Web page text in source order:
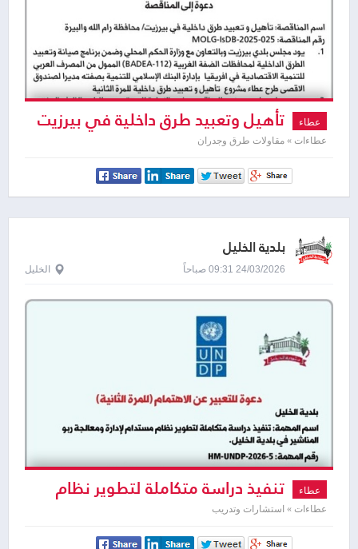
عطاء تأهيل وتعبيد طرق داخلية في بيرزيت
عطاءات » مقاولات طرق وجدران
بلدية الخليل
24/03/2026 09:31 صباحاً الخليل
عطاء تنفيذ دراسة متكاملة لتطوير نظام
مستدام لإدارة ومعالجة ربو المناشير في
بلدية الخليل
عطاءات » استشارات وتدريب